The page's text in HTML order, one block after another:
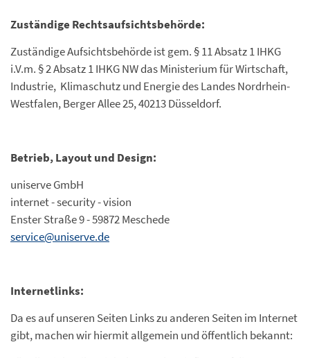
Zuständige Rechtsaufsichtsbehörde:
Zuständige Aufsichtsbehörde ist gem. § 11 Absatz 1 IHKG
i.V.m. § 2 Absatz 1 IHKG NW das Ministerium für Wirtschaft,
Industrie, Klimaschutz und Energie des Landes Nordrhein-
Westfalen, Berger Allee 25, 40213 Düsseldorf.
Betrieb, Layout und Design:
uniserve GmbH
internet - security - vision
Enster Straße 9 - 59872 Meschede
service@uniserve.de
Internetlinks:
Da es auf unseren Seiten Links zu anderen Seiten im Internet
gibt, machen wir hiermit allgemein und öffentlich bekannt: